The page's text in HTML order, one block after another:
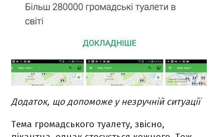
Додаток, що допоможе у незручній ситуації
Тема громадського туалету, звісно,